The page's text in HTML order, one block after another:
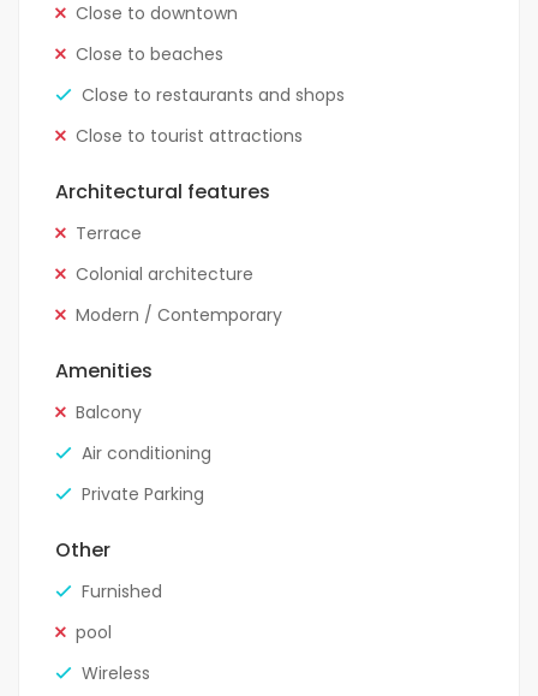
Close to downtown
Close to beaches
Close to restaurants and shops
Close to tourist attractions
Architectural features
Terrace
Colonial architecture
Modern / Contemporary
Amenities
Balcony
Air conditioning
Private Parking
Other
Furnished
pool
Wireless